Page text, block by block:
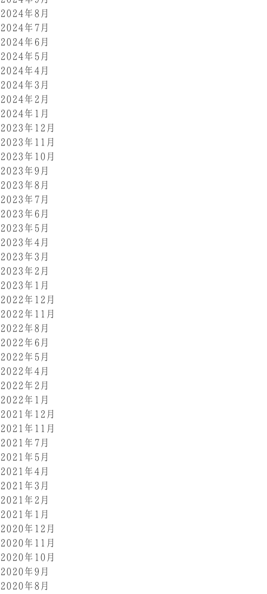
2024年8月
2024年7月
2024年6月
2024年5月
2024年4月
2024年3月
2024年2月
2024年1月
2023年12月
2023年11月
2023年10月
2023年9月
2023年8月
2023年7月
2023年6月
2023年5月
2023年4月
2023年3月
2023年2月
2023年1月
2022年12月
2022年11月
2022年8月
2022年6月
2022年5月
2022年4月
2022年2月
2022年1月
2021年12月
2021年11月
2021年7月
2021年5月
2021年4月
2021年3月
2021年2月
2021年1月
2020年12月
2020年11月
2020年10月
2020年9月
2020年8月